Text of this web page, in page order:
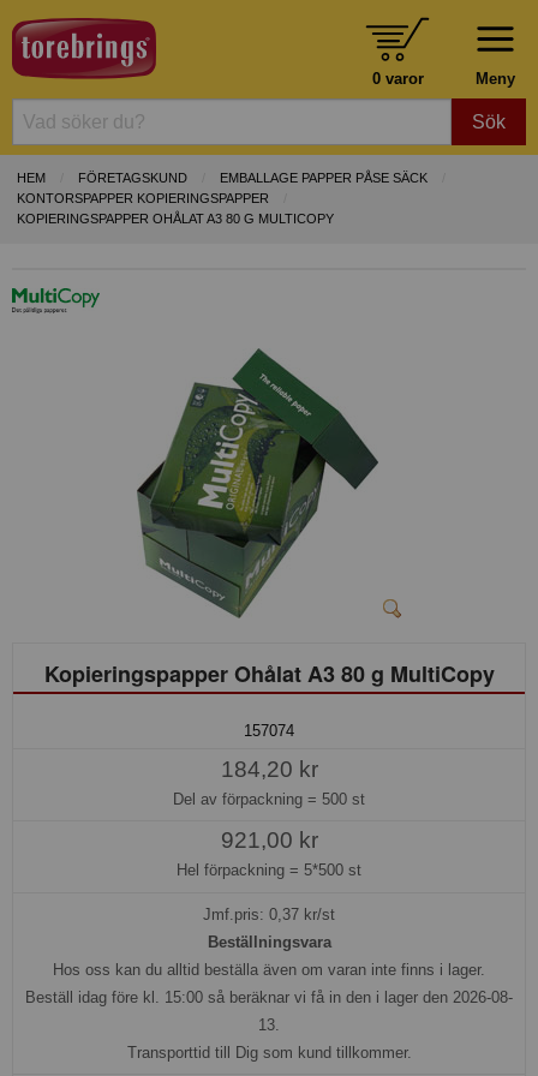
Meny
0 varor
Sök
HEM FÖRETAGSKUND
EMBALLAGE PAPPER PÅSE SÄCK
KONTORSPAPPER KOPIERINGSPAPPER
KOPIERINGSPAPPER OHÅLAT A3 80 G MULTICOPY
Kopieringspapper Ohålat A3 80 g MultiCopy
157074
184,20 kr
Del av förpackning = 500 st
921,00 kr
Hel förpackning = 5*500 st
Jmf.pris: 0,37 kr/st
Beställningsvara
Hos oss kan du alltid beställa även om varan inte finns i lager.
Beställ idag före kl. 15:00 så beräknar vi få in den i lager den 2026-08-
13.
Transporttid till Dig som kund tillkommer.